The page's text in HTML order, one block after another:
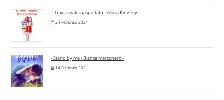
- Il mio regalo inaspettato - Felicia Kingsley -
24 Febbraio 2021
- Stand by me - Bianca marconero -
14 Febbraio 2021